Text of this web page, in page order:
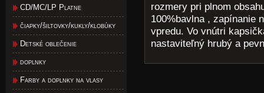
CD/MC/LP Platne
čiapky/šiltovky/kukly/klobúky
Detské oblečenie
doplnky
Farby a doplnky na vlasy
rozmery pri plnom
100%bavlna , zapínanie
vpredu. Vo vnútri
nastaviteľný hrubý a